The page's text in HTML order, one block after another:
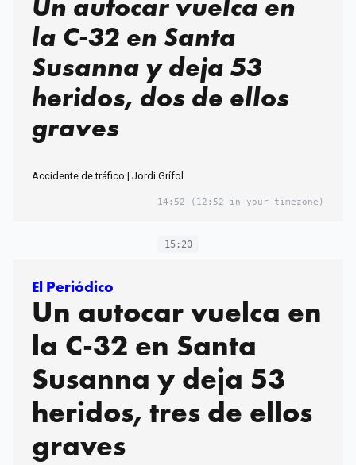
la C-32 en Santa
Susanna y deja 53
heridos, dos de ellos
graves
Accidente de tráfico | Jordi Grífol
14:52 (12:52 in your timezone)
15:20
El Periódico
Un autocar vuelca en
la C-32 en Santa
Susanna y deja 53
heridos, tres de ellos
graves